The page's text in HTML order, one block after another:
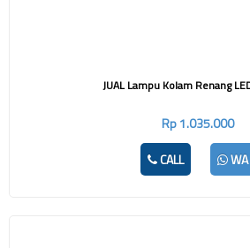
JUAL Lampu Kolam Renang
Rp 1.035.000
CALL
WA